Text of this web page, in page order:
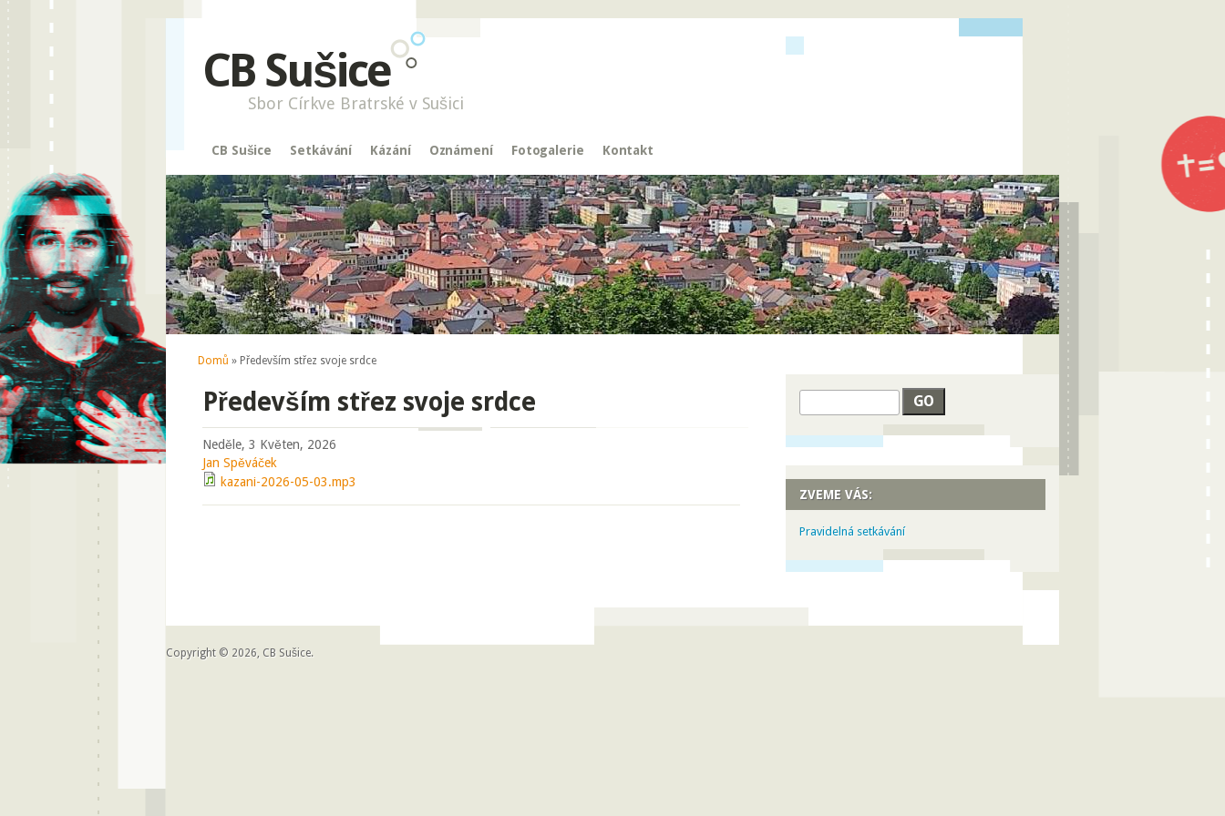
CB Sušice
Sbor Církve Bratrské v Sušici
CB Sušice Setkávání Kázání Oznámení Fotogalerie Kontakt
Jste zde
Domů » Především střez svoje srdce
Především střez svoje srdce
Neděle, 3 Květen, 2026
Jan Spěváček
kazani-2026-05-03.mp3
Hledat
ZVEME VÁS:
Pravidelná setkávání
Copyright © 2026, CB Sušice.